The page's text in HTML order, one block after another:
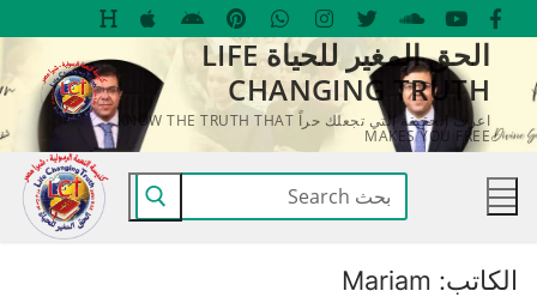
التجاوز
المحتوى
الحق المغير للحياة LIFE
CHANGING TRUTH
اعرف الحقيقة التي تجعلك حراً KNOW THE TRUTH THAT
MAKES YOU FREE
البحث
عن:
الكاتب: Mariam